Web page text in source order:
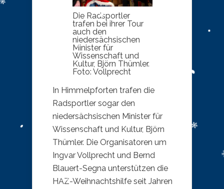
Die Radsportler
trafen bei ihrer Tour
auch den
niedersächsischen
Minister für
Wissenschaft und
Kultur, Björn Thümler.
Foto: Vollprecht
In Himmelpforten trafen die
Radsportler sogar den
niedersächsischen Minister für
Wissenschaft und Kultur, Björn
Thümler. Die Organisatoren um
Ingvar Vollprecht und Bernd
Blauert-Segna unterstützen die
HAZ-Weihnachtshilfe seit Jahren